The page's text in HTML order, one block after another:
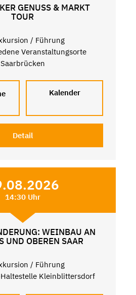
GENUSS & MARKT
TOUR
/ Führung
Veranstaltungsorte
Saarbrücken
Kalender
Detail
14:30 Uhr
WEINBAU AN
UND OBEREN SAAR
/ Führung
Kleinblittersdorf